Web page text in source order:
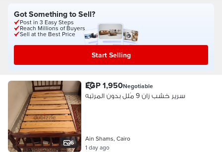
Got Something to Sell?
Post in 3 Easy Steps
Reach Millions of Buyers
Sell at the Best Price
Start Selling
6
EGP 1,950Negotiable
سرير خشب زان 9 مُلل بدون المرتبه
Ain Shams, Cairo
1 day ago